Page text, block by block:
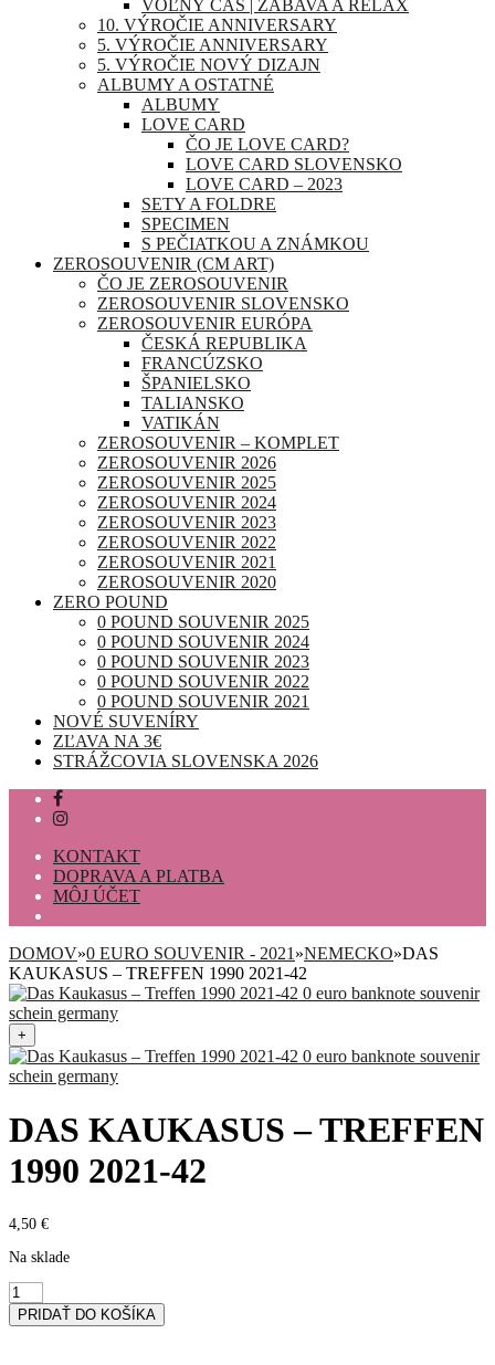
VOĽNÝ ČAS | ZÁBAVA A RELAX
10. VÝROČIE ANNIVERSARY
5. VÝROČIE ANNIVERSARY
5. VÝROČIE NOVÝ DIZAJN
ALBUMY A OSTATNÉ
ALBUMY
LOVE CARD
ČO JE LOVE CARD?
LOVE CARD SLOVENSKO
LOVE CARD – 2023
SETY A FOLDRE
SPECIMEN
S PEČIATKOU A ZNÁMKOU
ZEROSOUVENIR (CM ART)
ČO JE ZEROSOUVENIR
ZEROSOUVENIR SLOVENSKO
ZEROSOUVENIR EURÓPA
ČESKÁ REPUBLIKA
FRANCÚZSKO
ŠPANIELSKO
TALIANSKO
VATIKÁN
ZEROSOUVENIR – KOMPLET
ZEROSOUVENIR 2026
ZEROSOUVENIR 2025
ZEROSOUVENIR 2024
ZEROSOUVENIR 2023
ZEROSOUVENIR 2022
ZEROSOUVENIR 2021
ZEROSOUVENIR 2020
ZERO POUND
0 POUND SOUVENIR 2025
0 POUND SOUVENIR 2024
0 POUND SOUVENIR 2023
0 POUND SOUVENIR 2022
0 POUND SOUVENIR 2021
NOVÉ SUVENÍRY
ZĽAVA NA 3€
STRÁŽCOVIA SLOVENSKA 2026
KONTAKT
DOPRAVA A PLATBA
MÔJ ÚČET
DOMOV»0 EURO SOUVENIR - 2021 »NEMECKO»DAS
KAUKASUS – TREFFEN 1990 2021-42
+
DAS KAUKASUS – TREFFEN
1990 2021-42
4,50 €
Na sklade
množstvo
Das
Kaukasus
PRIDAŤ DO KOŠÍKA